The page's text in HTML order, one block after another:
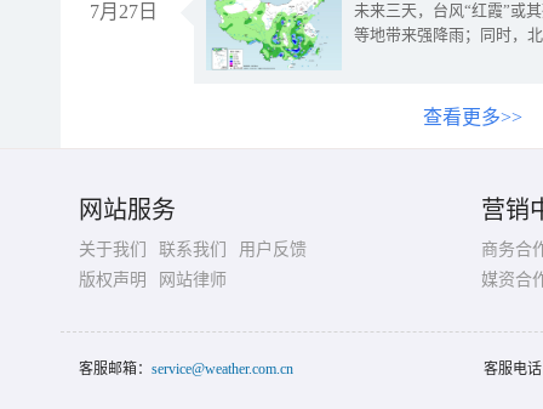
7月27日
未来三天，台风“红霞”或
等地带来强降雨；同时，
查看更多>>
网站服务
关于我们 联系我们
用户反馈
版权声明
网站律师
营销
商务合
媒资合
客服邮箱： service@weather.com.cn 客服电